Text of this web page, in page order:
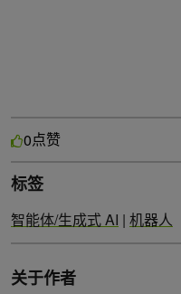
0点赞
标签
智能体/生成式 AI | 机器人
关于作者